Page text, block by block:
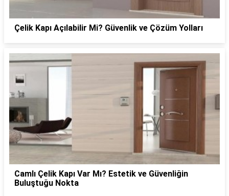
Çelik Kapı Açılabilir Mi? Güvenlik ve Çözüm Yolları
Camlı Çelik Kapı Var Mı? Estetik ve Güvenliğin
Buluştuğu Nokta